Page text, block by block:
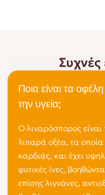
Συχνές
Ποια είναι τα
την υγεία;
Ο λιναρόσπορος
λιπαρά οξέα, τα οποία
καρδιάς, και έχει
φυτικές ίνες,
επίσης λιγνάνες,